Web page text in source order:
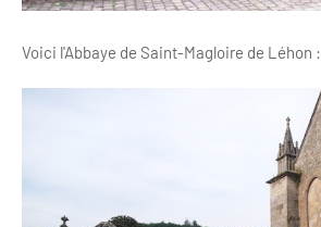
Voici l'Abbaye de Saint-Magloire de Léhon :